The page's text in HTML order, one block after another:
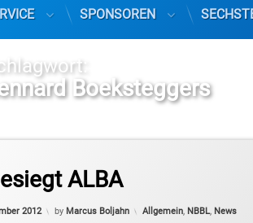
SPONSOREN
Boeksteggers
ALBA
2012 by Marcus Boljahn Categories:
Allgemein, NBBL, News